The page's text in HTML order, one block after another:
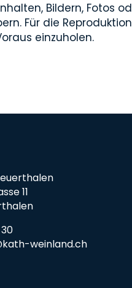
Bildern, Fotos
Für die
einzuholen.
11
weinland.ch